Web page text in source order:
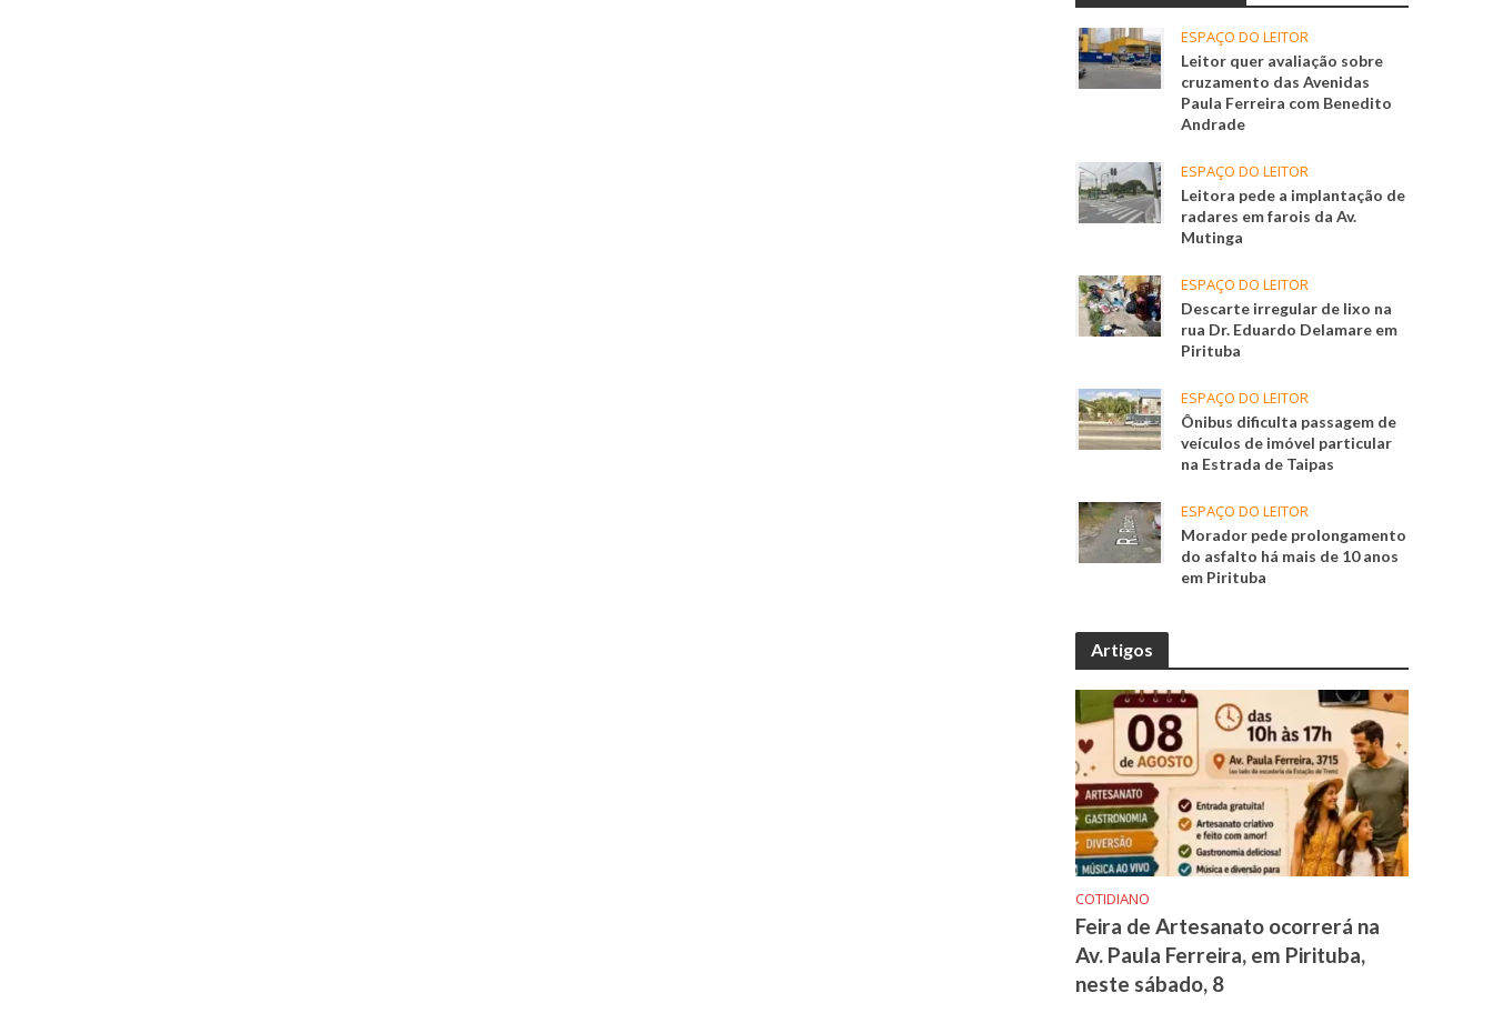
ESPAÇO DO LEITOR
Leitor quer avaliação sobre
cruzamento das Avenidas
Paula Ferreira com Benedito
Andrade
ESPAÇO DO LEITOR
Leitora pede a implantação de
radares em farois da Av.
Mutinga
ESPAÇO DO LEITOR
Descarte irregular de lixo na
rua Dr. Eduardo Delamare em
Pirituba
ESPAÇO DO LEITOR
Ônibus dificulta passagem de
veículos de imóvel particular
na Estrada de Taipas
ESPAÇO DO LEITOR
Morador pede prolongamento
do asfalto há mais de 10 anos
em Pirituba
Artigos
COTIDIANO
Feira de Artesanato ocorrerá na
Av. Paula Ferreira, em Pirituba,
neste sábado, 8